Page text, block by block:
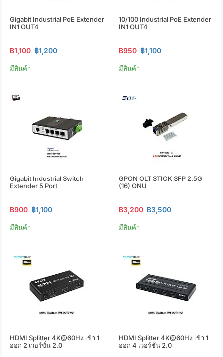
Gigabit Industrial PoE Extender
IN1 OUT4
฿1,100 ฿1,200
มีสินค้า
10/100 Industrial PoE Extender
IN1 OUT4
฿950 ฿1,100
มีสินค้า
Gigabit Industrial Switch
Extender 5 Port
฿900 ฿1,100
มีสินค้า
GPON OLT STICK SFP 2.5G
(16) ONU
฿3,200 ฿3,500
มีสินค้า
HDMI Splitter 4K@60Hz เข้า 1
ออก 2 เวอร์ชั่น 2.0
HDMI Splitter 4K@60Hz เข้า 1
ออก 4 เวอร์ชั่น 2.0